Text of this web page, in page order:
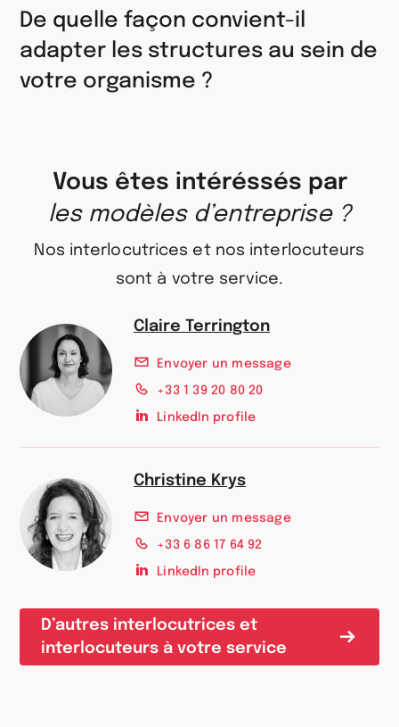
De quelle façon convient-il
adapter les structures au sein de
votre organisme ?
Vous êtes intéréssés par
les modèles d’entreprise ?
Nos interlocutrices et nos interlocuteurs
sont à votre service.
Claire Terrington
Envoyer un message
+33 1 39 20 80 20
LinkedIn profile
Christine Krys
Envoyer un message
+33 6 86 17 64 92
LinkedIn profile
D’autres interlocutrices et
interlocuteurs à votre service